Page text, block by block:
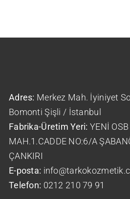
Adres: Merkez Mah. İyiniyet
Bomonti Şişli / İstanbul
Fabrika-Üretim Yeri: YENİ OSB
MAH.1.CADDE NO:6/A
ÇANKIRI
E-posta:
Telefon: 0212 210 79 91